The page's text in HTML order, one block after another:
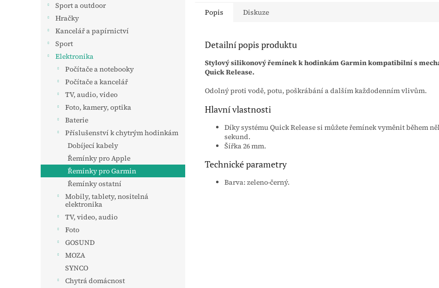
Sport a outdoor
Hračky
Kancelář a papírnictví
Sport
Elektronika
Počítače a notebooky
Počítače a kancelář
TV, audio, video
Foto, kamery, optika
Baterie
Příslušenství k chytrým hodinkám
Dobíjecí kabely
Řemínky pro Apple
Řemínky pro Garmin
Řemínky ostatní
Mobily, tablety, nositelná
elektronika
TV, video, audio
Foto
GOSUND
MOZA
SYNCO
Chytrá domácnost
Popis Diskuze
Detailní popis produktu
Stylový silikonový řemínek k hodinkám Garmin kompatibilní s
Quick Release.
Odolný proti vodě, potu, poškrábání a dalším každodenním vlivům.
Hlavní vlastnosti
Díky systému Quick Release si můžete řemínek vyměnit během
sekund.
Šířka 26 mm.
Technické parametry
Barva: zeleno-černý.